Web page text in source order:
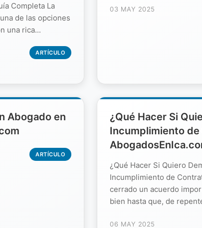
Completa La
de las opciones
una rica...
ARTÍCULO
03 MAY 2025
Abogado en
ARTÍCULO
¿Qué Hacer Si
Incumplimiento de
¿Qué Hacer Si Quiero
Incumplimiento de
cerrado un acuerdo
bien hasta que, de
06 MAY 2025